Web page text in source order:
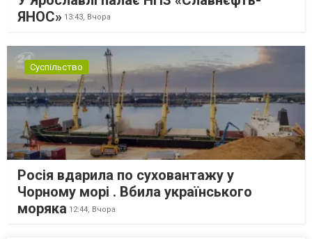
ЯНОС» 13:43, Вчора
Суспільство
Росія вдарила по суховантажу у
Чорному морі . Вбила українського
моряка 12:44, Вчора